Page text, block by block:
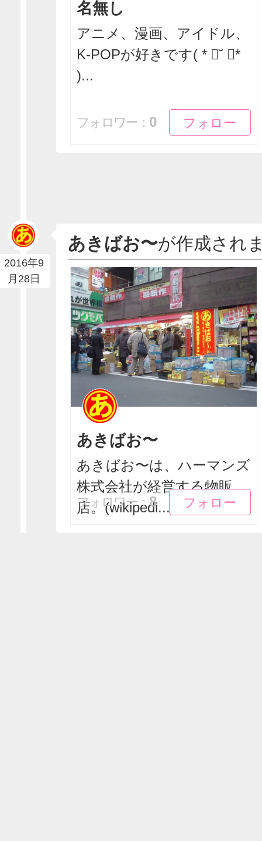
名無し
アニメ、漫画、アイドル、
K-POPが好きです( * ॑˘ ॑*
)...
フォロー
フォロー
フォロワー： 0
2016年9
月28日
あきばお〜が作成され
あきばお〜
あきばお〜は、ハーマンズ
株式会社が経営する物販
店。(wikipedi...
フォロー
フォロー
フォロワー：8